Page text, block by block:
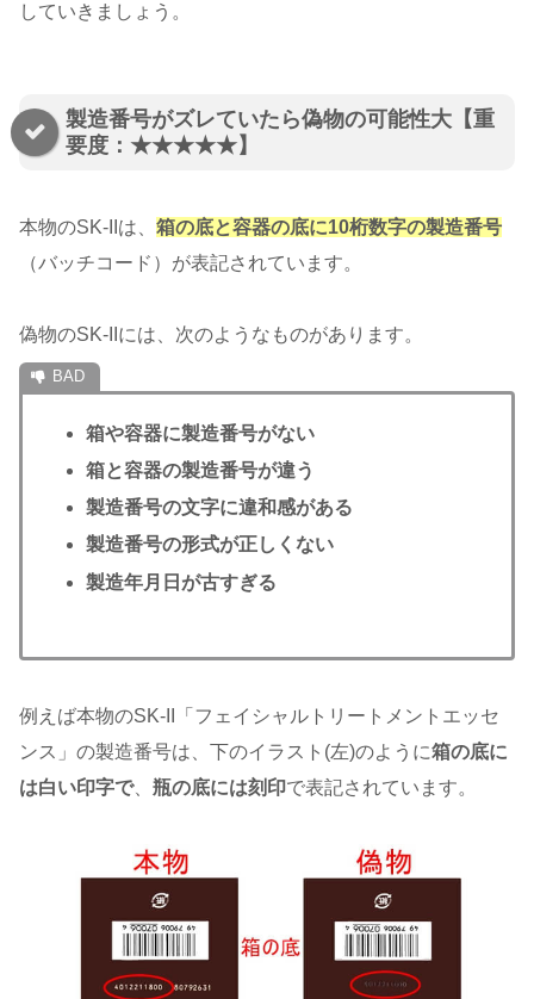
していきましょう。
製造番号がズレていたら偽物の可能性大【重
要度：★★★★★】
本物のSK-IIは、 箱の底と容器の底に10桁数字の製造番号
（バッチコード）が表記されています。
偽物のSK-IIには、次のようなものがあります。
箱や容器に製造番号がない
箱と容器の製造番号が違う
製造番号の文字に違和感がある
製造番号の形式が正しくない
製造年月日が古すぎる
例えば本物のSK-II「フェイシャルトリートメントエッセ
ンス」の製造番号は、下のイラスト(左)のように箱の底に
は白い印字で、 瓶の底には刻印で表記されています。